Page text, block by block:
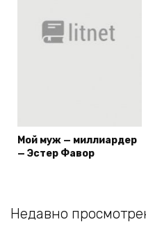
Мой муж — миллиардер
— Эстер Фавор
Недавно